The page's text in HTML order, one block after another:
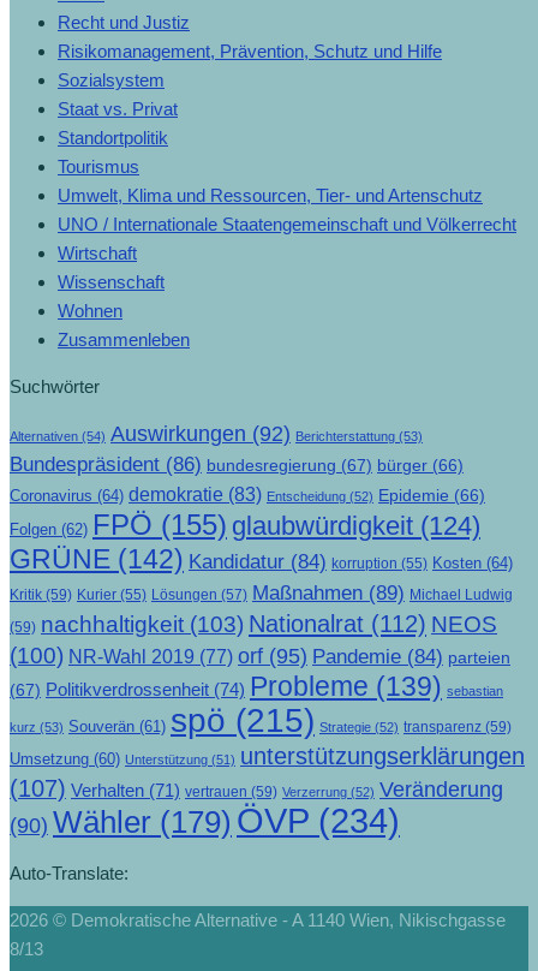
Recht und Justiz
Risikomanagement, Prävention, Schutz und Hilfe
Sozialsystem
Staat vs. Privat
Standortpolitik
Tourismus
Umwelt, Klima und Ressourcen, Tier- und Artenschutz
UNO / Internationale Staatengemeinschaft und Völkerrecht
Wirtschaft
Wissenschaft
Wohnen
Zusammenleben
Suchwörter
Alternativen (54) Auswirkungen (92) Berichterstattung (53)
Bundespräsident (86) bundesregierung (67) bürger (66)
Coronavirus (64) demokratie (83) Entscheidung (52) Epidemie (66)
Folgen (62) FPÖ (155) glaubwürdigkeit (124)
GRÜNE (142) Kandidatur (84) korruption (55) Kosten (64)
Kritik (59) Kurier (55) Lösungen (57) Maßnahmen (89) Michael Ludwig
(59) nachhaltigkeit (103) Nationalrat (112) NEOS
(100) NR-Wahl 2019 (77) orf (95) Pandemie (84) parteien
(67) Politikverdrossenheit (74) Probleme (139) sebastian
kurz (53) Souverän (61) spö (215) Strategie (52) transparenz (59)
Umsetzung (60) Unterstützung (51) unterstützungserklärungen
(107) Verhalten (71) vertrauen (59) Verzerrung (52) Veränderung
(90) Wähler (179) ÖVP (234)
Auto-Translate:
2026 © Demokratische Alternative - A 1140 Wien, Nikischgasse
8/13